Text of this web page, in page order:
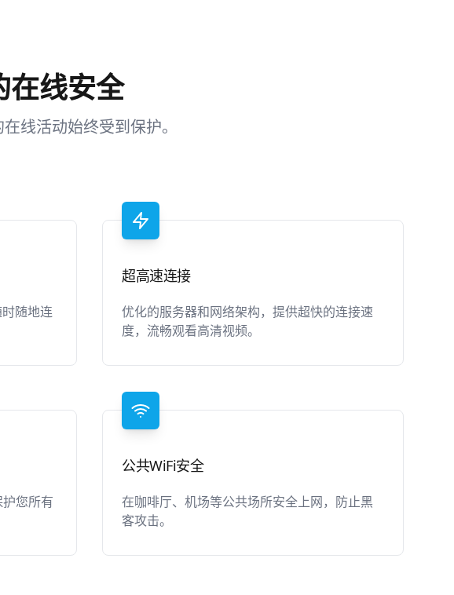
在线安全
线活动始终受到保护。
随地连
超高速连接
优化的服务器和网络架构，提供超快的连接速
度，流畅观看高清视频。
您所有
公共WiFi安全
在咖啡厅、机场等公共场所安全上网，防止黑
客攻击。